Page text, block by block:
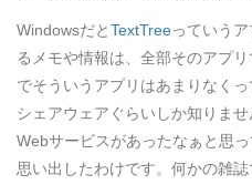
WindowsだとTextTreeっていう
るメモや情報は、全部そのアプ
でそういうアプリはあまりなくっ
シェアウェアぐらいしか知りま
Webサービスがあったなぁと思
思い出したわけです。何かの雑誌